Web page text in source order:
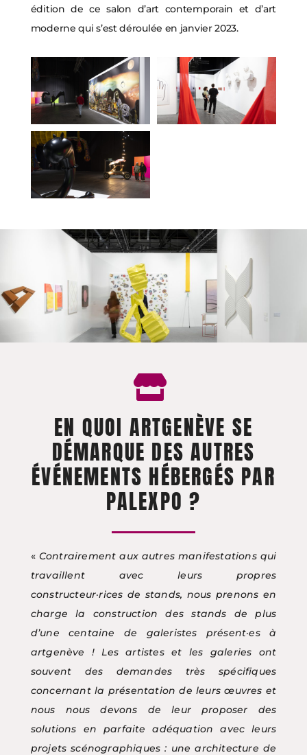
édition de ce salon d’art contemporain et d’art
moderne qui s’est déroulée en janvier 2023.
EN QUOI ARTGENÈVE SE
DÉMARQUE DES AUTRES
ÉVÉNEMENTS HÉBERGÉS PAR
PALEXPO ?
« Contrairement aux autres manifestations qui
travaillent avec leurs propres
constructeur·rices de stands, nous prenons en
charge la construction des stands de plus
d’une centaine de galeristes présent·es à
artgenève ! Les artistes et les galeries ont
souvent des demandes très spécifiques
concernant la présentation de leurs œuvres et
nous nous devons de leur proposer des
solutions en parfaite adéquation avec leurs
projets scénographiques : une architecture de